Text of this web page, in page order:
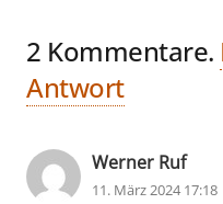
2 Kommentare.
Antwort
Werner Ruf
11. März 2024 17:18